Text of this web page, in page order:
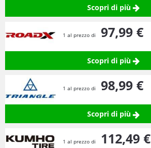
Scopri di più
1 al prezzo di 97,99 €
Scopri di più
1 al prezzo di 98,99 €
Scopri di più
1 al prezzo di 112,49 €